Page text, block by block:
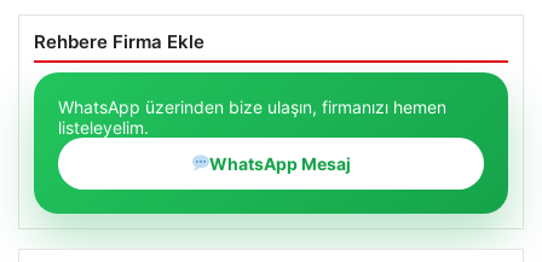
Rehbere Firma Ekle
WhatsApp üzerinden bize ulaşın, firmanızı hemen
listeleyelim.
WhatsApp Mesaj